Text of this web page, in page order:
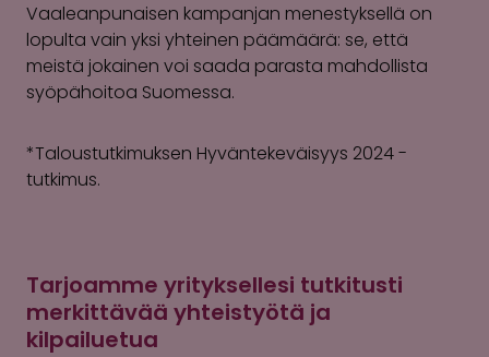
Vaaleanpunaisen kampanjan menestyksellä on
lopulta vain yksi yhteinen päämäärä: se, että
meistä jokainen voi saada parasta mahdollista
syöpähoitoa Suomessa.
*Taloustutkimuksen Hyväntekeväisyys 2024 -
tutkimus.
Tarjoamme yrityksellesi tutkitusti
merkittävää yhteistyötä ja
kilpailuetua